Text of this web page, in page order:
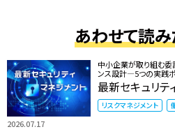
あわせて読
2026.07.17
中小企業が取り組む委
ンス設計―5つの実践
最新セキュリテ
リスクマネジメント